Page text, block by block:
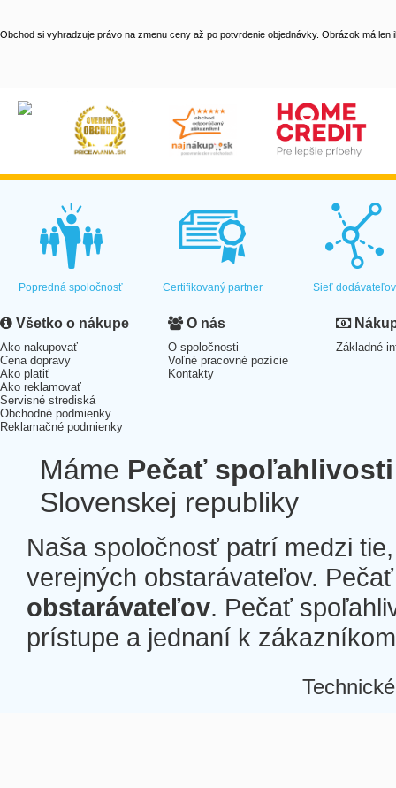
Obchod si vyhradzuje právo na zmenu ceny až po potvrdenie objednávky. Obrázok má len
Popredná spoločnosť Certifikovaný partner Sieť dodávateľov
Všetko o nákupe
Ako nakupovať
Cena dopravy
Ako platiť
Ako reklamovať
Servisné strediská
Obchodné podmienky
Reklamačné podmienky
O nás
O spoločnosti
Voľné pracovné pozície
Kontakty
Základné
Máme Pečať spoľahlivosti
Slovenskej republiky
Naša spoločnosť patrí medzi
verejných obstarávateľov.
obstarávateľov. Pečať
prístupe a jednaní k